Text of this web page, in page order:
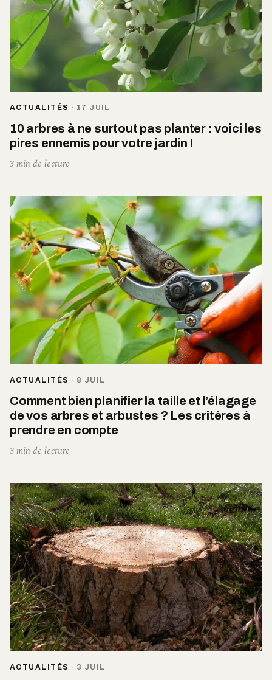
ACTUALITÉS · 17 JUIL
10 arbres à ne surtout pas planter : voici les
pires ennemis pour votre jardin !
3 min de lecture
ACTUALITÉS · 8 JUIL
Comment bien planifier la taille et l’élagage
de vos arbres et arbustes ? Les critères à
prendre en compte
3 min de lecture
ACTUALITÉS · 3 JUIL